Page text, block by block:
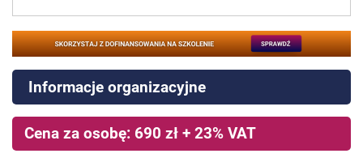
Informacje organizacyjne
Cena za osobę: 690 zł + 23% VAT